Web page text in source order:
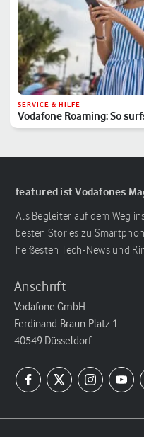
SERVICE & HILFE
Vodafone Roaming: So
featured ist Vodafones
Als Begleiter auf dem Weg
besten Stories zu
heißesten Tech-News und
Anschrift
Vodafone GmbH
Ferdinand-Braun-Platz 1
40549 Düsseldorf